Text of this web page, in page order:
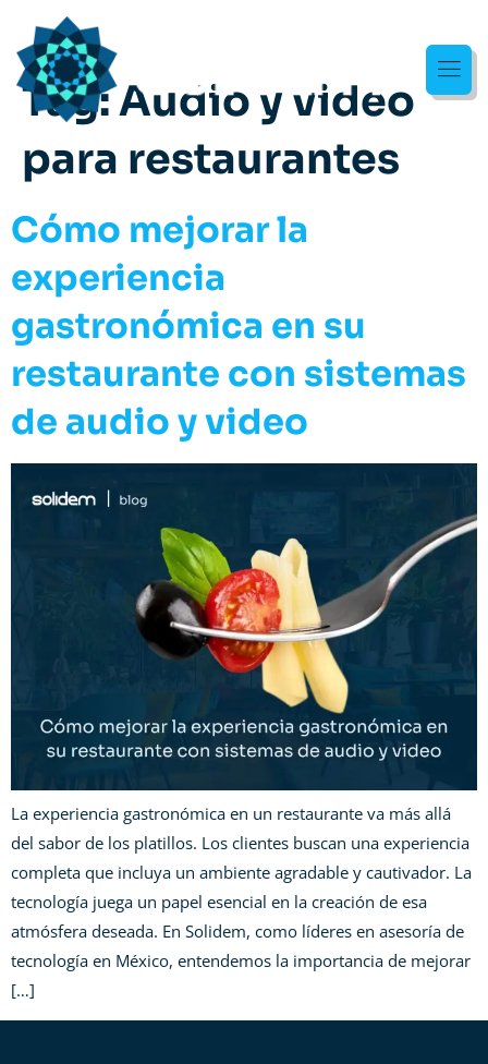
Tag:Audio y video
para restaurantes
Cómo mejorar la
experiencia
gastronómica en su
restaurante con sistemas
de audio y video
La experiencia gastronómica en un restaurante va más allá
del sabor de los platillos. Los clientes buscan una experiencia
completa que incluya un ambiente agradable y cautivador. La
tecnología juega un papel esencial en la creación de esa
atmósfera deseada. En Solidem, como líderes en asesoría de
tecnología en México, entendemos la importancia de mejorar
[…]